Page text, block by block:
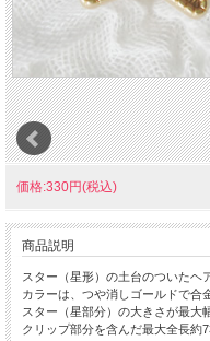
価格:330円(税込)
商品説明
スター（星形）の土台のついたヘ
カラーは、つや消しゴールドで合
スター（星部分）の大きさが最大
クリップ部分を含んだ最大全長約